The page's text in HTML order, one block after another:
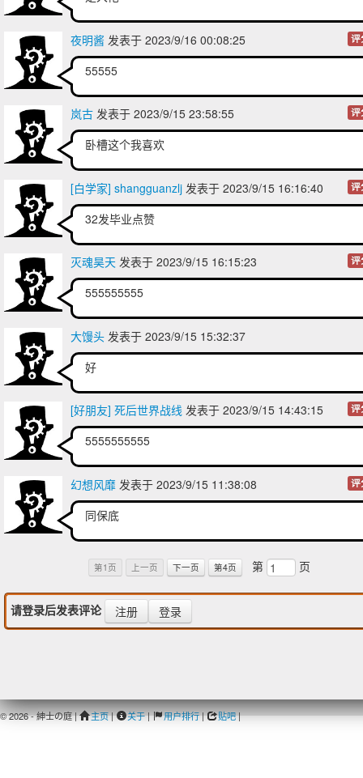
夜明酱 发表于 2023/9/16 00:08:25 评
55555
岚古 发表于 2023/9/15 23:58:55 评
卧槽这个我喜欢
[白学家] shangguanzlj 发表于 2023/9/15 16:16:40 评
32发毕业点赞
灭魂昊天 发表于 2023/9/15 16:15:23 评
555555555
大馒头 发表于 2023/9/15 15:32:37
好
[好朋友] 死后世界战线 发表于 2023/9/15 14:43:15 评
5555555555
幻想风靡 发表于 2023/9/15 11:38:08 评
同保底
第1页 上一页 下一页 第4页 第 页
请登录后发表评论 注册 登录
© 2026 - 紳士の庭 | 主页| 关于| 用户排行| 贴吧|